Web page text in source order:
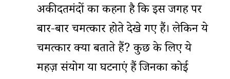
अकीदतमंदों का कहना है कि इस जगह पर
बार-बार चमत्कार होते देखे गए हैं। लेकिन ये
चमत्कार क्या बताते हैं? कुछ के लिए ये
महज़ संयोग या घटनाएं हैं जिनका कोई